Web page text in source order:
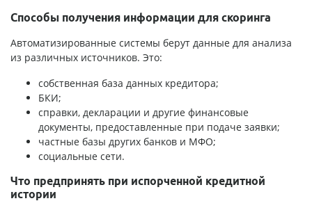
Способы получения информации для скоринга
Автоматизированные системы берут данные для анализа
из различных источников. Это:
собственная база данных кредитора;
БКИ;
справки, декларации и другие финансовые
документы, предоставленные при подаче заявки;
частные базы других банков и МФО;
социальные сети.
Что предпринять при испорченной кредитной
истории